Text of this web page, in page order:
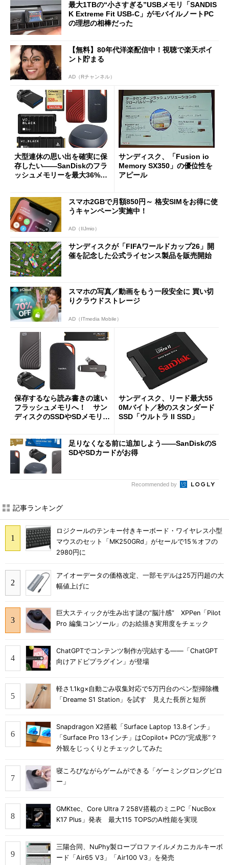
最大1TBの“小さすぎる”USBメモリ「SANDIS
K Extreme Fit USB-C」がモバイルノートPC
の理想の相棒だった
【無料】80年代洋楽配信中！視聴で楽天ポイ
ント貯まる
AD（Rチャンネル）
大型連休の思い出を確実に保
存したい――SanDiskのフラ
ッシュメモリーを最大36%お
サンディスク、「Fusion io
Memory SX350」の優位性を
アピール
スマホ2GBで月額850円～ 格安SIMをお得に使
うキャンペーン実施中！
AD（IIJmio）
サンディスクが「FIFAワールドカップ26」開
催を記念した公式ライセンス製品を販売開始
スマホの写真／動画をもう一段安全に 買い切
りクラウドストレージ
AD（ITmedia Mobile）
保存するなら読み書きの速い
フラッシュメモリへ！ サン
ディスクのSSDやSDメモリー
サンディスク、リード最大55
0Mバイト／秒のスタンダード
SSD「ウルトラ II SSD」
足りなくなる前に追加しよう――SanDiskのS
SDやSDカードがお得
Recommended by
記事ランキング
ロジクールのテンキー付きキーボード・ワイヤレス小型
マウスのセット「MK250GRd」がセールで15％オフの
2980円に
アイオーデータの価格改定、一部モデルは25万円超の大
幅値上げに
巨大スティックが生み出す謎の“脳汁感” XPPen「Pilot
Pro 編集コンソール」のお絵描き実用度をチェック
ChatGPTでコンテンツ制作が完結する――「ChatGPT
向けアドビプラグイン」が登場
軽さ1.1kg×自動ごみ収集対応で5万円台のペン型掃除機
「Dreame S1 Station」を試す 見えた長所と短所
Snapdragon X2搭載「Surface Laptop 13.8インチ」
「Surface Pro 13インチ」はCopilot+ PCの“完成形”？
外観をじっくりとチェックしてみた
寝ころびながらゲームができる「ゲーミングロングピロ
ー」
GMKtec、Core Ultra 7 258V搭載のミニPC「NucBox
K17 Plus」発表 最大115 TOPSのAI性能を実現
三陽合同、NuPhy製ロープロファイルメカニカルキーボ
ード「Air65 V3」「Air100 V3」を発売